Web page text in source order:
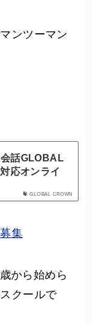
ンツーマン
GLOBAL CROWN
話GLOBAL
応オンライ
集
から始めら
クールで